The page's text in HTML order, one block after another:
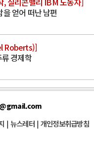
얻어 떠난 남편
Roberts)]
경제학
| 뉴스레터| 개인정보취급방침